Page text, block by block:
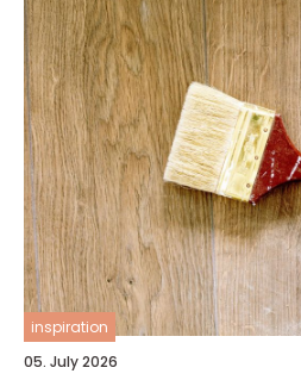
inspiration
05. July 2026